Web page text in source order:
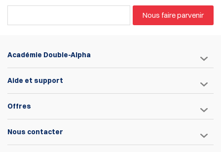
Nous faire parvenir
Académie Double-Alpha
Aide et support
Offres
Nous contacter